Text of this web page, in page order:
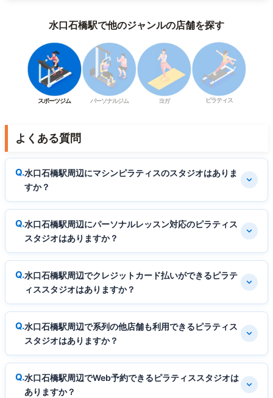
水口石橋駅で他のジャンルの店舗を探す
スポーツジム パーソナルジム ヨガ ピラティス
よくある質問
水口石橋駅周辺にマシンピラティスのスタジオはありま
すか？
水口石橋駅周辺にパーソナルレッスン対応のピラティス
スタジオはありますか？
水口石橋駅周辺でクレジットカード払いができるピラテ
ィススタジオはありますか？
水口石橋駅周辺で系列の他店舗も利用できるピラティス
スタジオはありますか？
水口石橋駅周辺でWeb予約できるピラティススタジオは
ありますか？